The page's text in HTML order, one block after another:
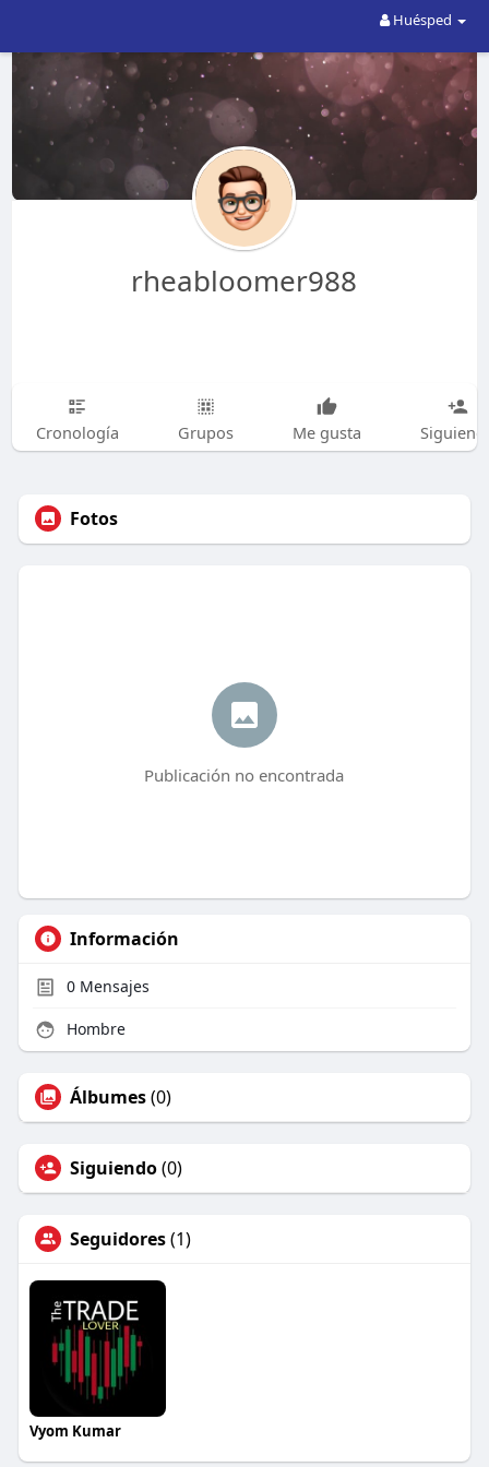
Huésped
rheabloomer988
Cronología Grupos Me gusta
Fotos
Publicación no encontrada
Información
0Mensajes
Hombre
Álbumes(0)
Siguiendo(0)
Seguidores(1)
Vyom Kumar